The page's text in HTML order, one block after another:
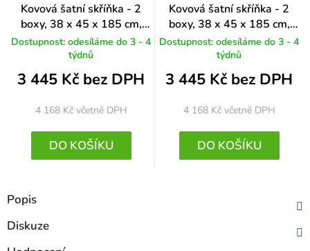
Kovová šatní skříňka - 2
boxy, 38 x 45 x 185 cm,
otočný zámek, zelená - ral
6033
Dostupnost: odesíláme do 3 - 4
týdnů
3 445 Kč bez DPH
4 168 Kč včetně DPH
DO KOŠÍKU
Kovová šatní skříňka - 2
boxy, 38 x 45 x 185 cm,
otočný zámek, antracitová -
ral 7016
Dostupnost: odesíláme do 3 - 4
týdnů
3 445 Kč bez DPH
4 168 Kč včetně DPH
DO KOŠÍKU
Popis
Diskuze